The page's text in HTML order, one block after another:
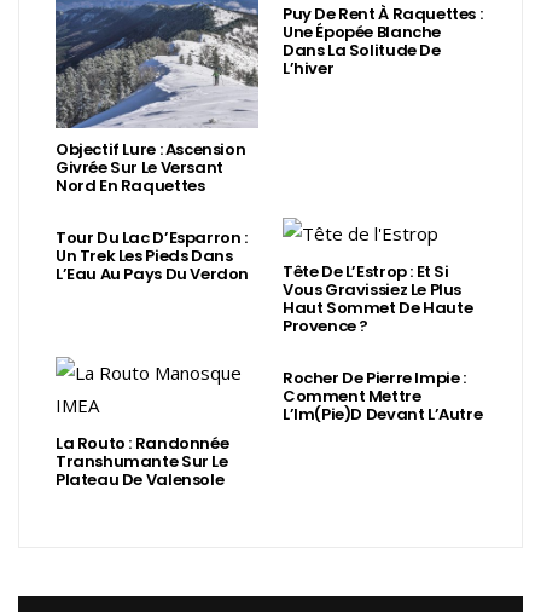
Objectif Lure : Ascension
Givrée Sur Le Versant
Nord En Raquettes
Puy De Rent À Raquettes :
Une Épopée Blanche
Dans La Solitude De
L’hiver
Tour Du Lac D’Esparron :
Un Trek Les Pieds Dans
L’Eau Au Pays Du Verdon Tête De L’Estrop : Et Si
Vous Gravissiez Le Plus
Haut Sommet De Haute
Provence ?
La Routo : Randonnée
Transhumante Sur Le
Plateau De Valensole
Rocher De Pierre Impie :
Comment Mettre
L’Im(Pie)d Devant L’Autre